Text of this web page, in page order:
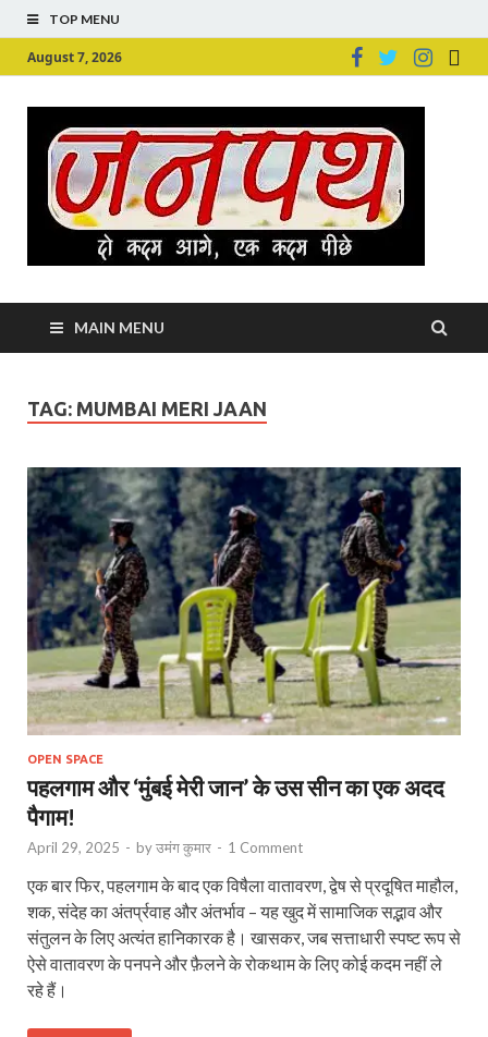
TOP MENU
August 7, 2026
MAIN MENU
TAG: MUMBAI MERI JAAN
OPEN SPACE
पहलगाम और ‘मुंबई मेरी जान’ के उस सीन का एक अदद
पैगाम!
April 29, 2025 - byउमंग कुमार - 1 Comment
एक बार फिर, पहलगाम के बाद एक विषैला वातावरण, द्वेष से प्रदूषित माहौल,
शक, संदेह का अंतर्प्रवाह और अंतर्भाव – यह खुद में सामाजिक सद्भाव और
संतुलन के लिए अत्यंत हानिकारक है। खासकर, जब सत्ताधारी स्पष्ट रूप से
ऐसे वातावरण के पनपने और फ़ैलने के रोकथाम के लिए कोई कदम नहीं ले
रहे हैं।